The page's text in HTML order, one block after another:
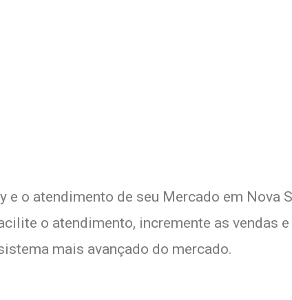
e o atendimento de seu Mercado em Nova
o atendimento, incremente as vendas
mais avançado do mercado.